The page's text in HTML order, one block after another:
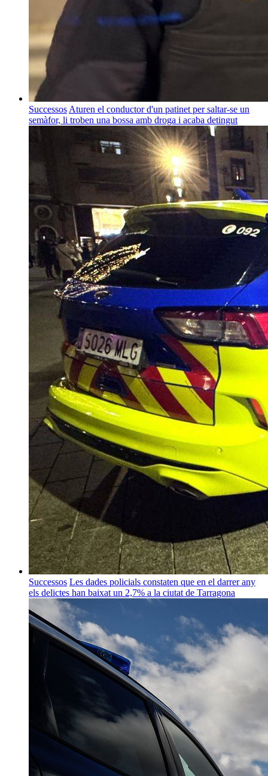
Successos Aturen el conductor d'un patinet per saltar-se un
semàfor, li troben una bossa amb droga i acaba detingut
Successos Les dades policials constaten que en el darrer any
els delictes han baixat un 2,7% a la ciutat de Tarragona